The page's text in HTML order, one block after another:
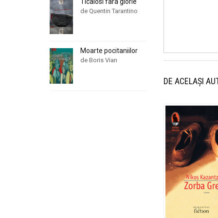
DE ACELAȘI
de Quentin Tarantino
Moarte pocitaniilor
de Boris Vian